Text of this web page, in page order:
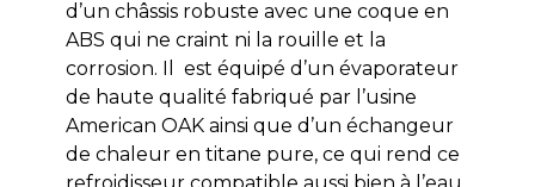
d’un châssis robuste avec une coque en
ABS qui ne craint ni la rouille et la
corrosion. Il est équipé d’un évaporateur
de haute qualité fabriqué par l’usine
American OAK ainsi que d’un échangeur
de chaleur en titane pure, ce qui rend ce